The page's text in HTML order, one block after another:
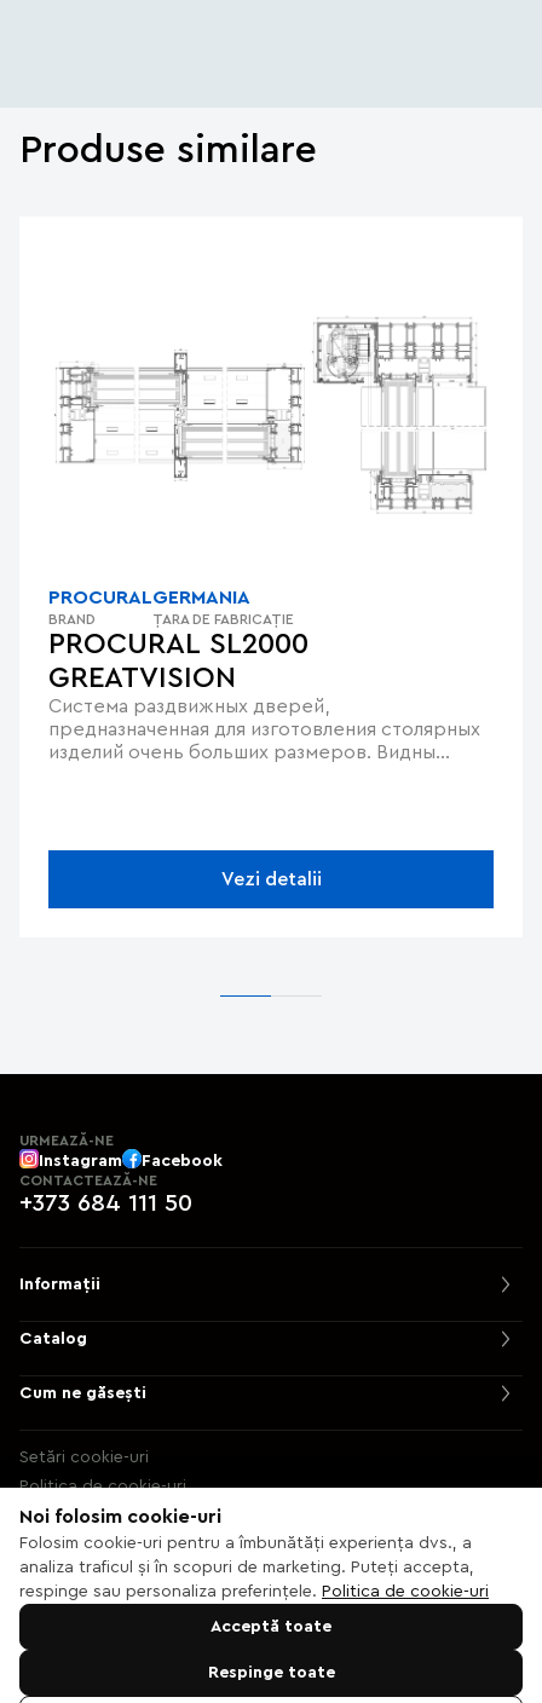
Produse similare
PROCURAL SL2000
GREATVISION
Система раздвижных дверей,
предназначенная для изготовления столярных
изделий очень больших размеров. Видны
PROCURAL
BRAND
GERMANIA
ȚARA DE FABRICAȚIE
Vezi detalii
URMEAZĂ-NE
Instagram Facebook
CONTACTEAZĂ-NE
+373 684 111 50
Informații
Catalog
Cum ne găsești
Setări cookie-uri
Politica de cookie-uri
© 2013 – 2026 Ecaterix SRL
Noi folosim cookie-uri
Folosim cookie-uri pentru a îmbunătăți experiența dvs., a
analiza traficul și în scopuri de marketing. Puteți accepta,
respinge sau personaliza preferințele. Politica de cookie-uri
Acceptă toate
Respinge toate